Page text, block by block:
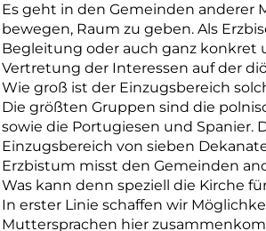
Es geht in den Gemeinden anderer
bewegen, Raum zu geben. Als
Begleitung oder auch ganz konkret
Vertretung der Interessen auf der
Wie groß ist der Einzugsbereich
Die größten Gruppen sind die
sowie die Portugiesen und Spanier.
Einzugsbereich von sieben
Erzbistum misst den ­Gemeinden
Was kann denn speziell die Kirche
In erster Linie schaffen wir
Muttersprachen hier